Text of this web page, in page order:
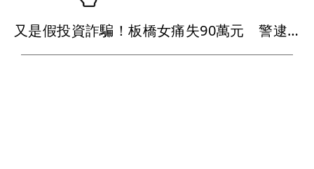
又是假投資詐騙！板橋女痛失90萬元 警逮2車手